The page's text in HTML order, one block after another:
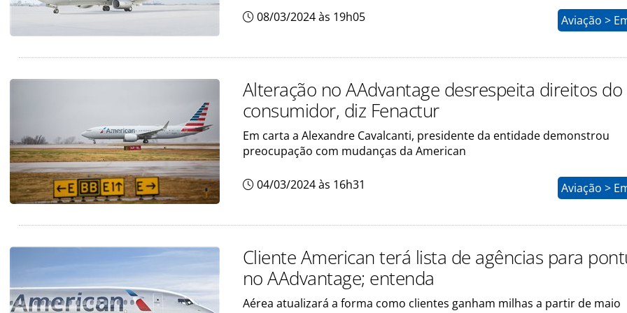
08/03/2024 às 19h05 Aviação >
Alteração no AAdvantage desrespeita direitos do
consumidor, diz Fenactur
Em carta a Alexandre Cavalcanti, presidente da entidade demonstrou
preocupação com mudanças da American
04/03/2024 às 16h31 Aviação >
Cliente American terá lista de agências para
no AAdvantage; entenda
Aérea atualizará a forma como clientes ganham milhas a partir de maio